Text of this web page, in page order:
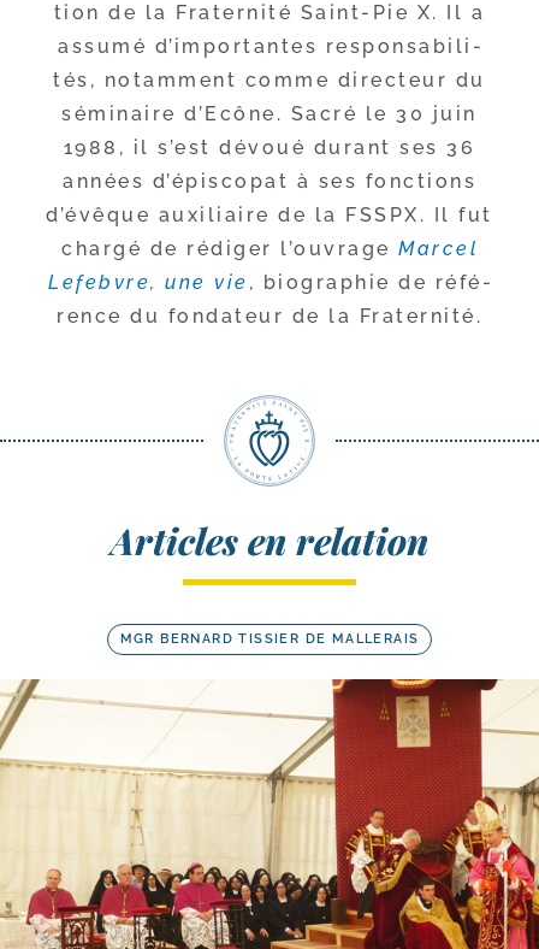
tion de la Fraternité Saint-​Pie X. Il a
assu­mé d’im­por­tantes res­pon­sa­bi­li­
tés, notam­ment comme direc­teur du
sémi­naire d’Ecône. Sacré le 30 juin
1988, il s’est dévoué durant ses 36
années d’é­pis­co­pat à ses fonc­tions
d’é­vêque auxi­liaire de la FSSPX. Il fut
char­gé de rédi­ger l’ou­vrage Marcel
Lefebvre, une vie , bio­gra­phie de réfé­
rence du fon­da­teur de la Fraternité.
Articles en relation
MGR BERNARD TISSIER DE MALLERAIS